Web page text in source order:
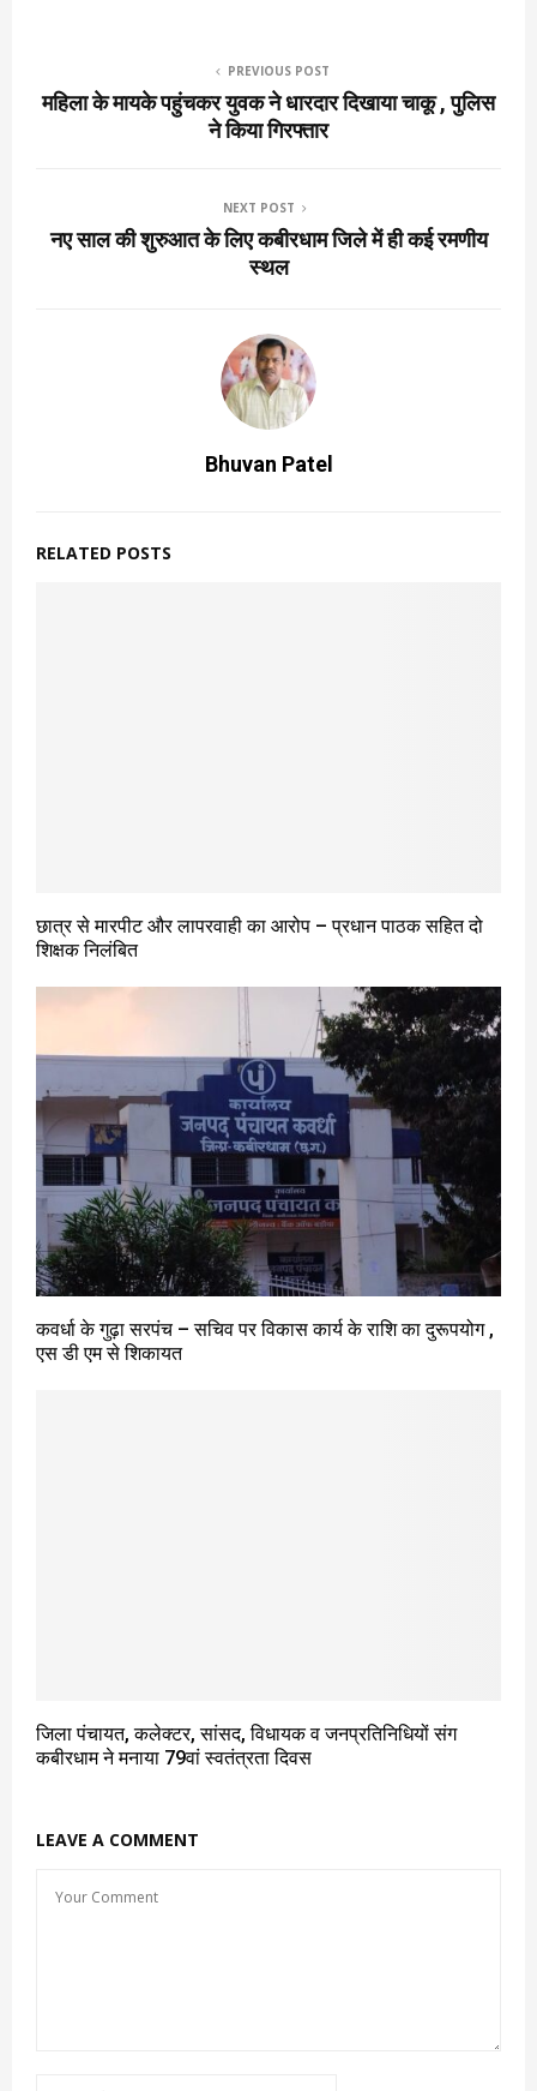
PREVIOUS POST
महिला के मायके पहुंचकर युवक ने धारदार दिखाया चाकू , पुलिस
ने किया गिरफ्तार
NEXT POST
नए साल की शुरुआत के लिए कबीरधाम जिले में ही कई रमणीय
स्थल
Bhuvan Patel
RELATED POSTS
छात्र से मारपीट और लापरवाही का आरोप – प्रधान पाठक सहित दो
शिक्षक निलंबित
कवर्धा के गुढ़ा सरपंच – सचिव पर विकास कार्य के राशि का दुरूपयोग ,
एस डी एम से शिकायत
जिला पंचायत, कलेक्टर, सांसद, विधायक व जनप्रतिनिधियों संग
कबीरधाम ने मनाया 79वां स्वतंत्रता दिवस
LEAVE A COMMENT